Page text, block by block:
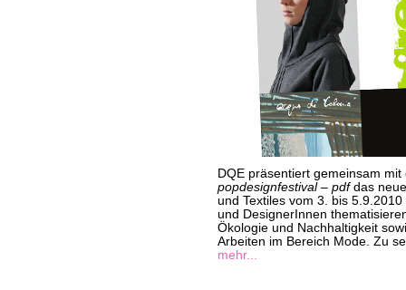
DQE präsentiert gemeinsam
popdesignfestival – pdfdas
und Textiles vom 3. bis
und DesignerInnen
Ökologie und Nachhaltigkeit
Arbeiten im Bereich Mode. Zu
mehr...